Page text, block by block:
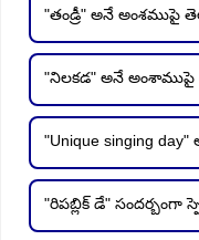
"తండ్రీ" అనే అంశముపై
"నిలకడ" అనే అంశాముపై
"Unique singing
"రిపబ్లిక్ డే" సందర్బంగా